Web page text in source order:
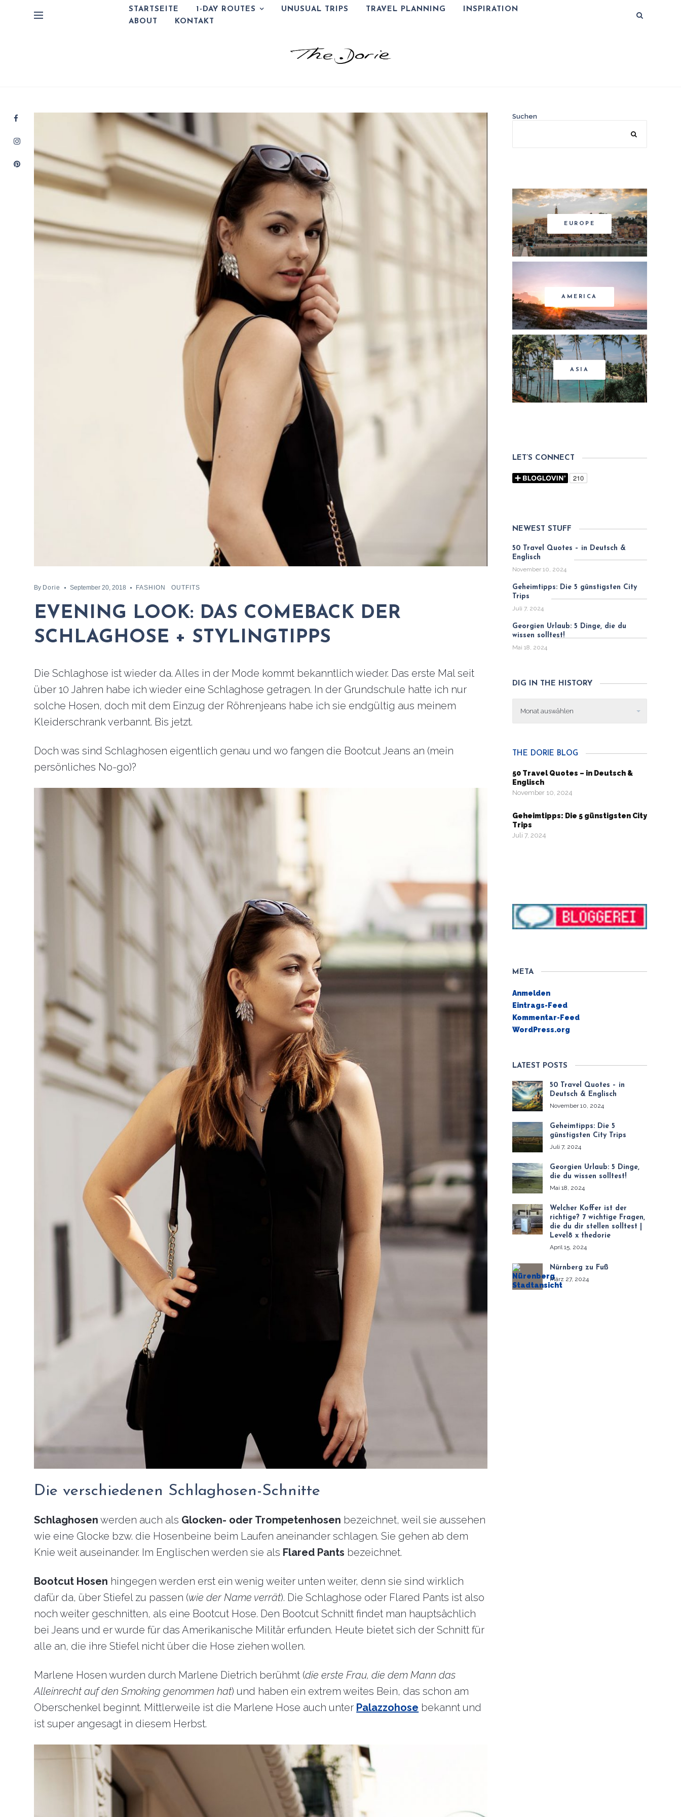
STARTSEITE 1-DAY ROUTES UNUSUAL TRIPS TRAVEL PLANNING
INSPIRATION
ABOUT
KONTAKT
By Dorie September 20, 2018 FASHION OUTFITS
EVENING LOOK: DAS COMEBACK DER
SCHLAGHOSE + STYLINGTIPPS
Die Schlaghose ist wieder da. Alles in der Mode kommt bekanntlich wieder. Das erste Mal seit
über 10 Jahren habe ich wieder eine Schlaghose getragen. In der Grundschule hatte ich nur
solche Hosen, doch mit dem Einzug der Röhrenjeans habe ich sie endgültig aus meinem
Kleiderschrank verbannt. Bis jetzt.
Doch was sind Schlaghosen eigentlich genau und wo fangen die Bootcut Jeans an (mein
persönliches No-go)?
Die verschiedenen Schlaghosen-Schnitte
Schlaghosen werden auch als Glocken- oder Trompetenhosen bezeichnet, weil sie aussehen
wie eine Glocke bzw. die Hosenbeine beim Laufen aneinander schlagen. Sie gehen ab dem
Knie weit auseinander. Im Englischen werden sie als Flared Pants bezeichnet.
Bootcut Hosen hingegen werden erst ein wenig weiter unten weiter, denn sie sind wirklich
dafür da, über Stiefel zu passen (wie der Name verrät). Die Schlaghose oder Flared Pants ist also
noch weiter geschnitten, als eine Bootcut Hose. Den Bootcut Schnitt findet man hauptsächlich
bei Jeans und er wurde für das Amerikanische Militär erfunden. Heute bietet sich der Schnitt für
alle an, die ihre Stiefel nicht über die Hose ziehen wollen.
Marlene Hosen wurden durch Marlene Dietrich berühmt (die erste Frau, die dem Mann das
Alleinrecht auf den Smoking genommen hat) und haben ein extrem weites Bein, das schon am
Oberschenkel beginnt. Mittlerweile ist die Marlene Hose auch unter Palazzohose bekannt und
ist super angesagt in diesem Herbst.
Suchen
EUROPE
AMERICA
ASIA
LET’S CONNECT
NEWEST STUFF
50 Travel Quotes – in Deutsch &
Englisch
November 10, 2024
Geheimtipps: Die 5 günstigsten City
Trips
Juli 7, 2024
Georgien Urlaub: 5 Dinge, die du
wissen solltest!
Mai 18, 2024
DIG IN THE HISTORY
THE DORIE BLOG
50 Travel Quotes – in Deutsch &
Englisch
November 10, 2024
Geheimtipps: Die 5 günstigsten City
Trips
Juli 7, 2024
META
Anmelden
Eintrags-Feed
Kommentar-Feed
WordPress.org
LATEST POSTS
50 Travel Quotes – in
Deutsch & Englisch
November 10, 2024
Geheimtipps: Die 5
günstigsten City Trips
Juli 7, 2024
Georgien Urlaub: 5 Dinge,
die du wissen solltest!
Mai 18, 2024
Welcher Koffer ist der
richtige? 7 wichtige Fragen,
die du dir stellen solltest |
Level8 x thedorie
April 15, 2024
Nürnberg zu Fuß
März 27, 2024